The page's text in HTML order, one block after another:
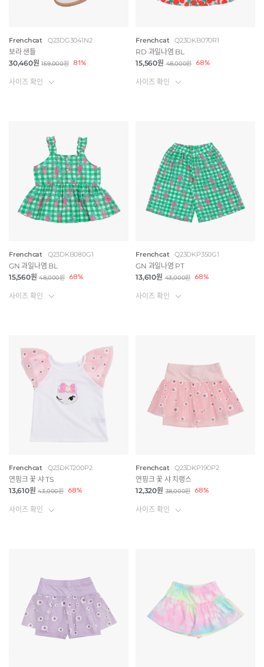
Frenchcat Q23DG3041N2
보라 샌들
30,460원 159,000원 81%
사이즈 확인
Frenchcat Q23DKB070R1
RD 과일나염 BL
15,560원 48,000원 68%
사이즈 확인
Frenchcat Q23DKB080G1
GN 과일나염 BL
15,560원 48,000원 68%
사이즈 확인
Frenchcat Q23DKP350G1
GN 과일나염 PT
13,610원 43,000원 68%
사이즈 확인
Frenchcat Q23DKT200P2
연핑크 꽃 샤 TS
13,610원 43,000원 68%
사이즈 확인
Frenchcat Q23DKP190P2
연핑크 꽃 샤 치랭스
12,320원 38,000원 68%
사이즈 확인